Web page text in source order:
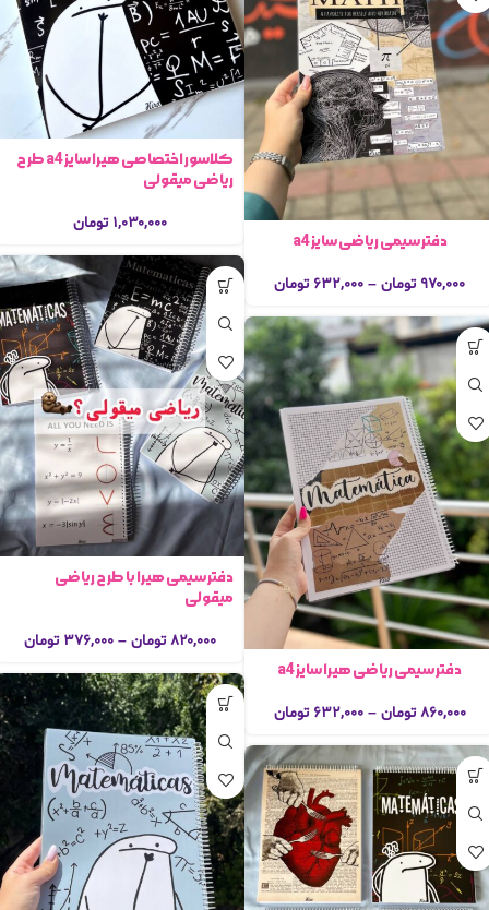
کلاسور اختصاصی هیرا سایز a4 طرح
ریاضی میقولی
۱,۰۳۰,۰۰۰ تومان
دفتر سیمی ریاضی سایز a4
۹۷۰,۰۰۰ تومان – ۶۳۲,۰۰۰ تومان
دفتر سیمی هیرا با طرح ریاضی
میقولی
۸۲۰,۰۰۰ تومان – ۳۷۶,۰۰۰ تومان
دفتر سیمی ریاضی هیرا سایز a4
۸۶۰,۰۰۰ تومان – ۶۳۲,۰۰۰ تومان